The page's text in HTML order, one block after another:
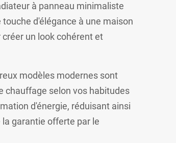
à panneau minimaliste
d'élégance à une maison
un look cohérent et
modèles modernes sont
chauffage selon vos habitudes
d'énergie, réduisant ainsi
garantie offerte par le